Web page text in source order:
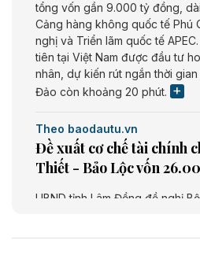
tổng vốn gần 9.000 tỷ đồng,
Cảng hàng không quốc tế Phú
nghị và Triển lãm quốc tế
tiên tại Việt Nam được đầu tư
nhân, dự kiến rút ngắn thời
Đảo còn khoảng 20 phút.
Theo baodautu.vn
Đề xuất cơ chế tài chính
Thiết - Bảo Lộc vốn
UBND tỉnh Lâm Đồng đề nghị